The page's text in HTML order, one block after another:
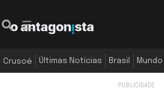
Crusoé Últimas Notícias Brasil Mundo